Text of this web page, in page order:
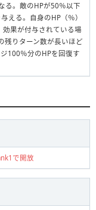
る。敵のHPが50％以下
える。自身のHP（％）
果が付与されている場
残りターン数が長いほど
100％分のHPを回復す
で開放